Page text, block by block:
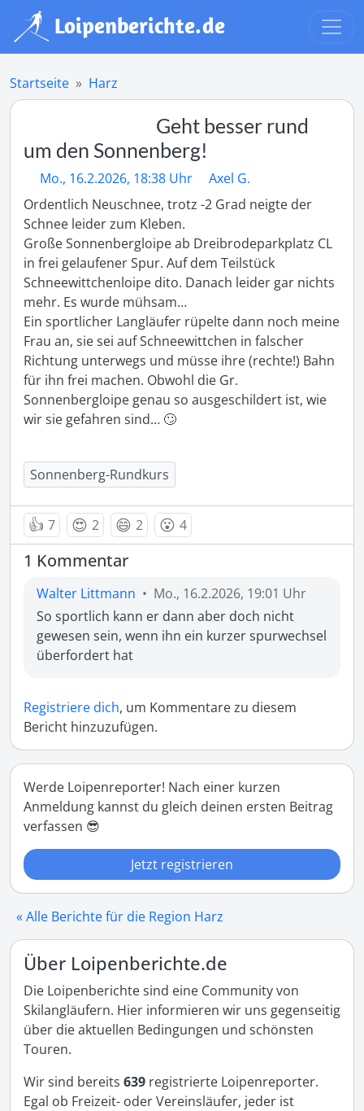
Startseite Harz
Geht besser rund
um den Sonnenberg!
Mo., 16.2.2026, 18:38 Uhr
Axel G.
Ordentlich Neuschnee, trotz -2 Grad neigte der
Schnee leider zum Kleben.
Große Sonnenbergloipe ab Dreibrodeparkplatz CL
in frei gelaufener Spur. Auf dem Teilstück
Schneewittchenloipe dito. Danach leider gar nichts
mehr. Es wurde mühsam…
Ein sportlicher Langläufer rüpelte dann noch meine
Frau an, sie sei auf Schneewittchen in falscher
Richtung unterwegs und müsse ihre (rechte!) Bahn
für ihn frei machen. Obwohl die Gr.
Sonnenbergloipe genau so ausgeschildert ist, wie
wir sie gefahren sind… 🙄
Sonnenberg-Rundkurs
👍 7 😍 2 😄 2 😮 4
1 Kommentar
Walter Littmann • Mo., 16.2.2026, 19:01 Uhr
So sportlich kann er dann aber doch nicht
gewesen sein, wenn ihn ein kurzer spurwechsel
überfordert hat
Registriere dich, um Kommentare zu diesem
Bericht hinzuzufügen.
Werde Loipenreporter! Nach einer kurzen
Anmeldung kannst du gleich deinen ersten Beitrag
verfassen 😎
Jetzt registrieren
« Alle Berichte für die Region Harz
Über Loipenberichte.de
Die Loipenberichte sind eine Community von
Skilangläufern. Hier informieren wir uns gegenseitig
über die aktuellen Bedingungen und schönsten
Touren.
Wir sind bereits 639 registrierte Loipenreporter.
Egal ob Freizeit- oder Vereinsläufer, jeder ist